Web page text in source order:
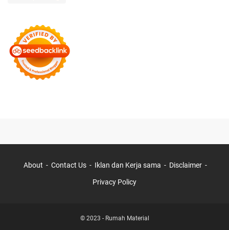
About Contact Us Iklan dan Kerja sama Disclaimer
Privacy Policy
© 2023 - Rumah Material